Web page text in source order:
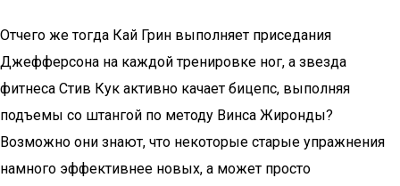
Отчего же тогда Кай Грин выполняет приседания
Джефферсона на каждой тренировке ног, а звезда
фитнеса Стив Кук активно качает бицепс, выполняя
подъемы со штангой по методу Винса Жиронды?
Возможно они знают, что некоторые старые упражнения
намного эффективнее новых, а может просто